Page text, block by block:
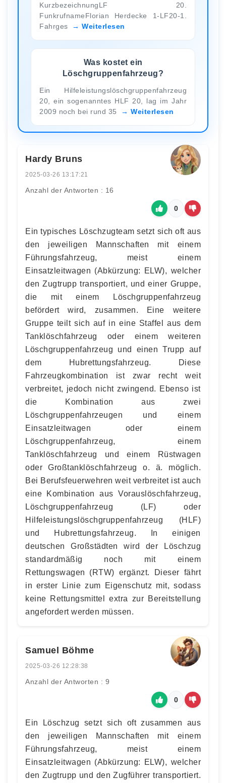
KurzbezeichnungLF 20.
FunkrufnameFlorian Herdecke 1-LF20-1.
Fahrges
Weiterlesen
Was kostet ein
Löschgruppenfahrzeug?
Ein Hilfeleistungslöschgruppenfahrzeug
20, ein sogenanntes HLF 20, lag im Jahr
2009 noch bei rund 35
Weiterlesen
Hardy Bruns
2025-03-26 13:17:21
Anzahl der Antworten : 16
0
Ein typisches Löschzugteam setzt sich oft aus
den jeweiligen Mannschaften mit einem
Führungsfahrzeug, meist einem
Einsatzleitwagen (Abkürzung: ELW), welcher
den Zugtrupp transportiert, und einer Gruppe,
die mit einem Löschgruppenfahrzeug
befördert wird, zusammen. Eine weitere
Gruppe teilt sich auf in eine Staffel aus dem
Tanklöschfahrzeug oder einem weiteren
Löschgruppenfahrzeug und einen Trupp auf
dem Hubrettungsfahrzeug. Diese
Fahrzeugkombination ist zwar recht weit
verbreitet, jedoch nicht zwingend. Ebenso ist
die Kombination aus zwei
Löschgruppenfahrzeugen und einem
Einsatzleitwagen oder einem
Löschgruppenfahrzeug, einem
Tanklöschfahrzeug und einem Rüstwagen
oder Großtanklöschfahrzeug o. ä. möglich.
Bei Berufsfeuerwehren weit verbreitet ist auch
eine Kombination aus Vorauslöschfahrzeug,
Löschgruppenfahrzeug (LF) oder
Hilfeleistungslöschgruppenfahrzeug (HLF)
und Hubrettungsfahrzeug. In einigen
deutschen Großstädten wird der Löschzug
standardmäßig noch mit einem
Rettungswagen (RTW) ergänzt. Dieser fährt
in erster Linie zum Eigenschutz mit, sodass
keine Rettungsmittel extra zur Bereitstellung
angefordert werden müssen.
Samuel Böhme
2025-03-26 12:28:38
Anzahl der Antworten : 9
0
Ein Löschzug setzt sich oft zusammen aus
den jeweiligen Mannschaften mit einem
Führungsfahrzeug, meist einem
Einsatzleitwagen (Abkürzung: ELW), welcher
den Zugtrupp und den Zugführer transportiert.